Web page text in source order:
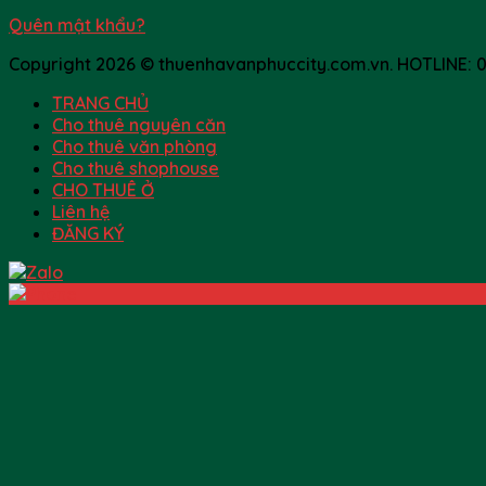
Quên mật khẩu?
Copyright 2026 © thuenhavanphuccity.com.vn. HOTLINE:
TRANG CHỦ
Cho thuê nguyên căn
Cho thuê văn phòng
Cho thuê shophouse
CHO THUÊ Ở
Liên hệ
ĐĂNG KÝ